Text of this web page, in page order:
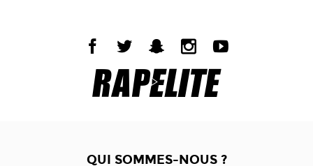
QUI SOMMES-NOUS ?